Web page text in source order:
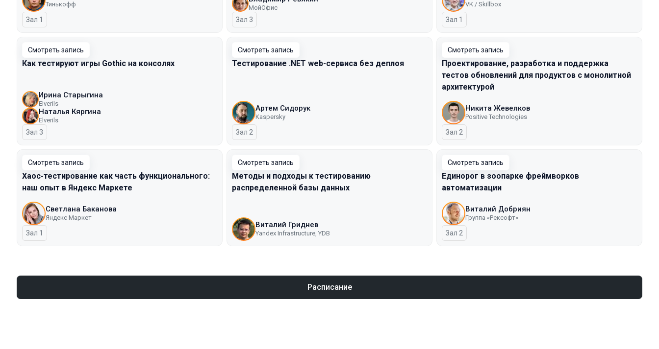
Тинькофф
Зал 1
МойОфис
Зал 3
VK / Skillbox
Зал 1
Смотреть запись
Как тестируют игры Gothic на консолях
Ирина Старыгина
Elverils
Наталья Кяргина
Elverils
Зал 3
Смотреть запись
Тестирование .NET web-сервиса без деплоя
Артем Сидорук
Kaspersky
Зал 2
Смотреть запись
Проектирование, разработка и поддержка
тестов обновлений для продуктов с монолитной
архитектурой
Никита Жевелков
Positive Technologies
Зал 2
Смотреть запись
Хаос-тестирование как часть функционального:
наш опыт в Яндекс Маркете
Светлана Баканова
Яндекс Маркет
Зал 1
Смотреть запись
Методы и подходы к тестированию
распределенной базы данных
Виталий Гриднев
Yandex Infrastructure, YDB
Смотреть запись
Единорог в зоопарке фреймворков
автоматизации
Виталий Добриян
Группа «Рексофт»
Зал 2
Расписание